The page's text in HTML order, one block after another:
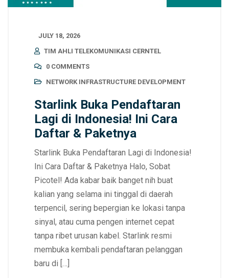
JULY 18, 2026
TIM AHLI TELEKOMUNIKASI CERNTEL
0 COMMENTS
NETWORK INFRASTRUCTURE DEVELOPMENT
Starlink Buka Pendaftaran
Lagi di Indonesia! Ini Cara
Daftar & Paketnya
Starlink Buka Pendaftaran Lagi di Indonesia!
Ini Cara Daftar & Paketnya Halo, Sobat
Picotel! Ada kabar baik banget nih buat
kalian yang selama ini tinggal di daerah
terpencil, sering bepergian ke lokasi tanpa
sinyal, atau cuma pengen internet cepat
tanpa ribet urusan kabel. Starlink resmi
membuka kembali pendaftaran pelanggan
baru di […]